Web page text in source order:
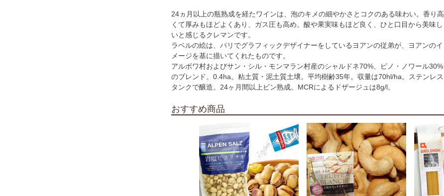
24ヵ月以上の瓶熟成を経たワインは、泡のキメの細やかさとコクのある味わい。香り高
くて厚みもほどよくあり、ガス圧も高め。酸や果実味もほど良く、ひと口目から美味し
いと感じるクレマンです。
ラベルの絵は、パリでグラフィックデザイナーをしているヨアンの従弟が、ヨアンのイ
メージを基に描いてくれたものです。
アルボワ村およびサン・シル・モンマラン村産のシャルドネ70%、ピノ・ノワール30%
のブレンド。0.4ha。粘土質・泥土質土壌。平均樹齢35年。収量は70hl/ha。ステンレス
タンクで醸造。24ヶ月間以上ビン熟成。MCRによるドザージュは8g/l。
おすすめ商品